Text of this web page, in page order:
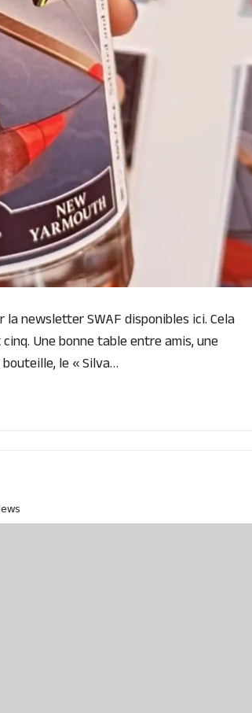
newsletter SWAF disponibles ici. Cela
Une bonne table entre amis, une
le « Silva…